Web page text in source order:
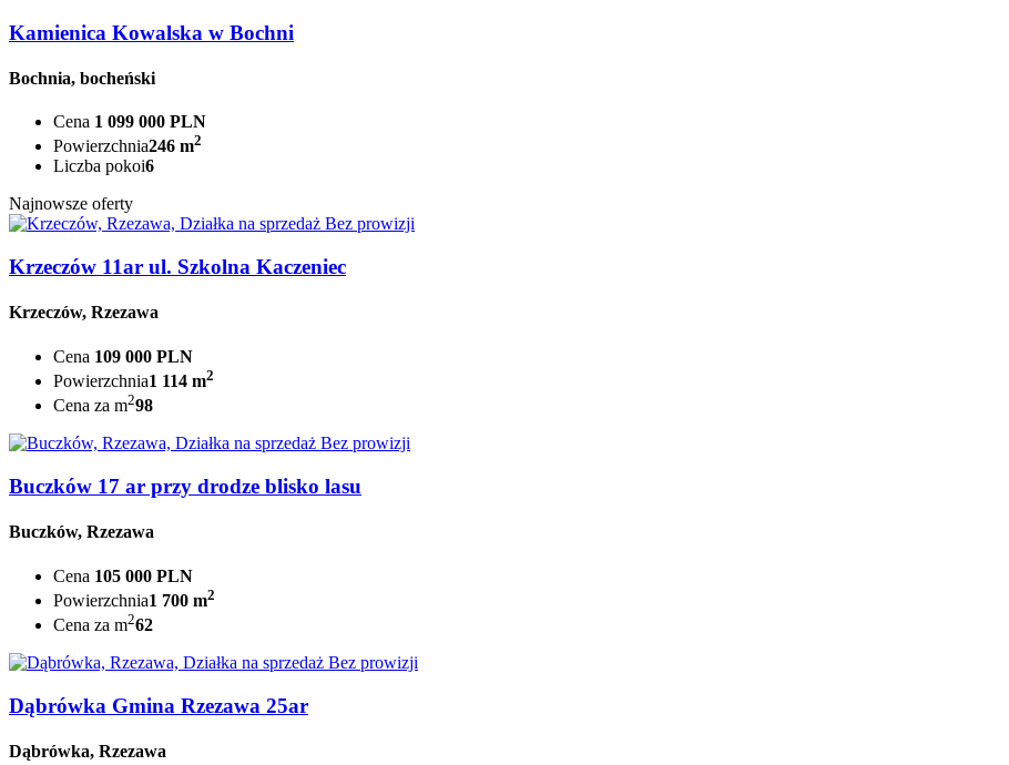
Kamienica Kowalska w Bochni
Bochnia, bocheński
Cena 1 099 000 PLN
Powierzchnia246 m2
Liczba pokoi6
Najnowsze oferty
Bez prowizji
Krzeczów 11ar ul. Szkolna Kaczeniec
Krzeczów, Rzezawa
Cena 109 000 PLN
Powierzchnia1 114 m2
Cena za m298
Bez prowizji
Buczków 17 ar przy drodze blisko lasu
Buczków, Rzezawa
Cena 105 000 PLN
Powierzchnia1 700 m2
Cena za m262
Bez prowizji
Dąbrówka Gmina Rzezawa 25ar
Dąbrówka, Rzezawa